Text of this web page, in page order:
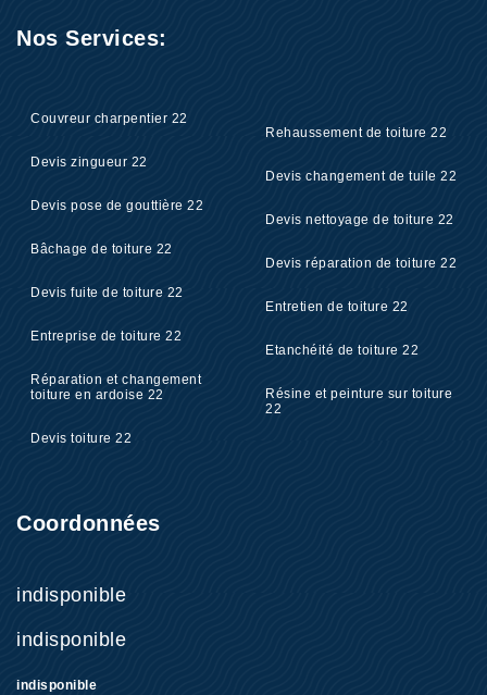
Nos Services:
Couvreur charpentier 22
Devis zingueur 22
Devis pose de gouttière 22
Bâchage de toiture 22
Devis fuite de toiture 22
Entreprise de toiture 22
Réparation et changement
toiture en ardoise 22
Devis toiture 22
Rehaussement de toiture 22
Devis changement de tuile 22
Devis nettoyage de toiture 22
Devis réparation de toiture 22
Entretien de toiture 22
Etanchéité de toiture 22
Résine et peinture sur toiture
22
Coordonnées
indisponible
indisponible
indisponible